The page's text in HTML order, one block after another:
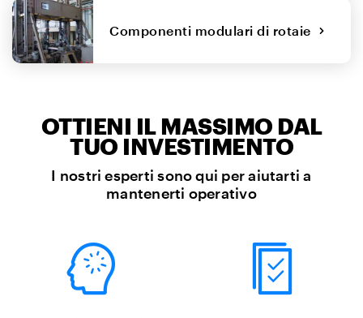
Componenti modulari di rotaie
OTTIENI IL MASSIMO DAL
TUO INVESTIMENTO
I nostri esperti sono qui per aiutarti a
mantenerti operativo